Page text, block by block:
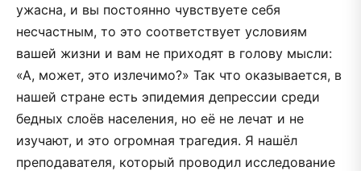
ужасна, и вы постоянно чувствуете себя
несчастным, то это соответствует условиям
вашей жизни и вам не приходят в голову мысли:
«А, может, это излечимо?» Так что оказывается, в
нашей стране есть эпидемия депрессии среди
бедных слоёв населения, но её не лечат и не
изучают, и это огромная трагедия. Я нашёл
преподавателя, который проводил исследование